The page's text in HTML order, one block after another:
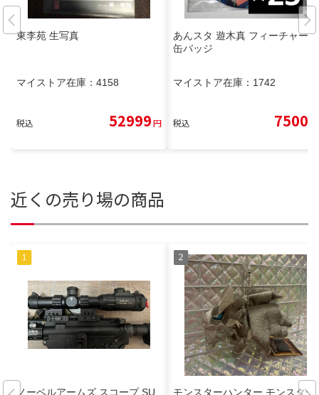
東李苑 生写真
マイストア在庫： 4158
税込 52999円
あんスタ 遊木真 フィーチャー
缶バッジ
マイストア在庫： 1742
税込 7500
近くの売り場の商品
ノーベルアームズ スコープ SU
モンスターハンター モンスター